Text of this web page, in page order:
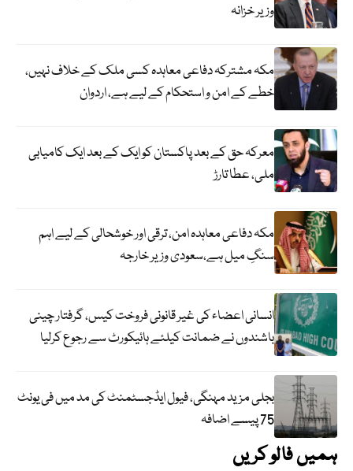
وزیر خزانہ
مکہ مشترکہ دفاعی معاہدہ کسی ملک کے خلاف نہیں،
خطے کے امن و استحکام کے لیے ہے، اردوان
معرکہ حق کے بعد پاکستان کو ایک کے بعد ایک کامیابی
ملی، عطا تارڑ
مکہ دفاعی معاہدہ امن، ترقی اور خوشحالی کے لیے اہم
سنگِ میل ہے،سعودی وزیر خارجہ
انسانی اعضاء کی غیر قانونی فروخت کیس، گرفتار چینی
باشندوں نے ضمانت کیلئے ہائیکورٹ سے رجوع کرلیا
بجلی مزید مہنگی، فیول ایڈجسٹمنٹ کی مد میں فی یونٹ
75 پیسے اضافہ
ہمیں فالو کریں